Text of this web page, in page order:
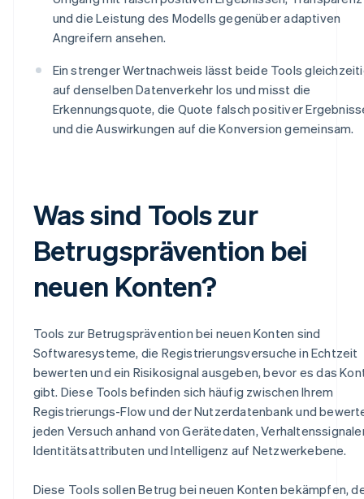
und die Leistung des Modells gegenüber adaptiven
Angreifern ansehen.
Ein strenger Wertnachweis lässt beide Tools
auf denselben Datenverkehr los und misst die
Erkennungsquote, die Quote falsch positiver
und die Auswirkungen auf die Konversion gemeinsam.
Was sind Tools zur
Betrugsprävention bei
neuen Konten?
Tools zur Betrugsprävention bei neuen Konten sind
Softwaresysteme, die Registrierungsversuche in Echtzeit
bewerten und ein Risikosignal ausgeben, bevor es das
gibt. Diese Tools befinden sich häufig zwischen Ihrem
Registrierungs-Flow und der Nutzerdatenbank und
jeden Versuch anhand von Gerätedaten,
Identitätsattributen und Intelligenz auf Netzwerkebene.
Diese Tools sollen Betrug bei neuen Konten bekämpfen,